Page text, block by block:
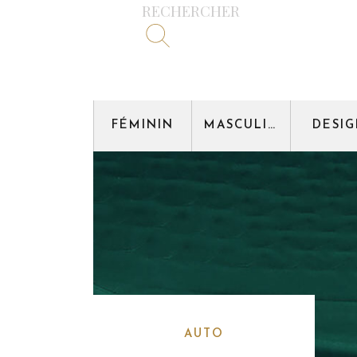
RECHERCHER
FÉMININ MASCULIN
AUTO